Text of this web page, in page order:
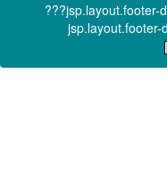
???jsp.layout.footer-
jsp.layout.footer-